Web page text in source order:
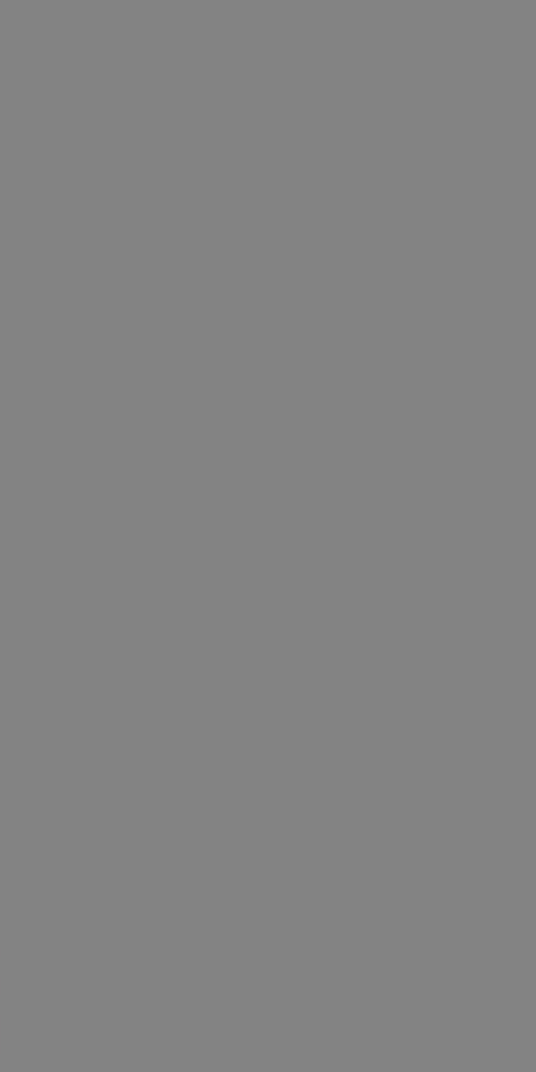
χρήστης
χρήστης πριν
λόγω ιστότοπο.
τιμώνται σε
μεταξύ ανθρώπων
τους.
επωφελές
προκειμένου να
Cookie-
θυμάται τις
cookie
το
Script.com